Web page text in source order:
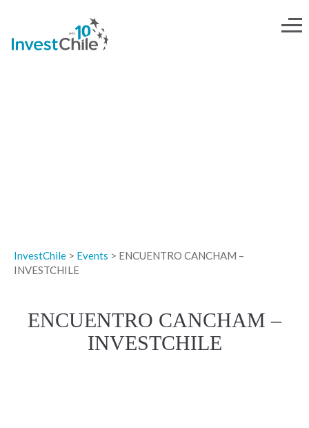
InvestChile > Events > ENCUENTRO CANCHAM –
INVESTCHILE
ENCUENTRO CANCHAM –
INVESTCHILE